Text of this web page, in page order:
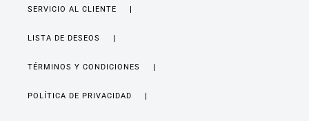
SERVICIO AL CLIENTE
LISTA DE DESEOS
TÉRMINOS Y CONDICIONES
POLÍTICA DE PRIVACIDAD